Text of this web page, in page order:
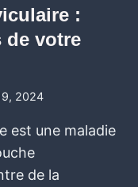
:
de votre
2024
est une maladie
de la